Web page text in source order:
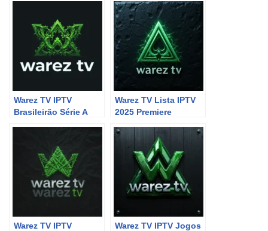
Warez TV IPTV
Brasileirão Série A
Warez TV Lista IPTV
2025 Premiere
Warez TV IPTV
Warez TV IPTV Jogos